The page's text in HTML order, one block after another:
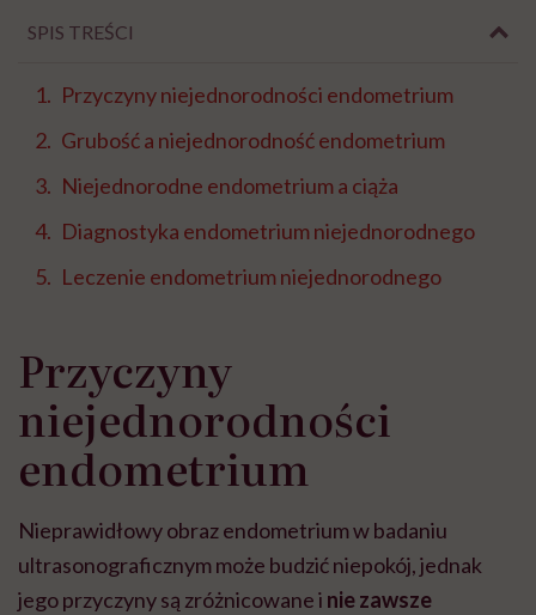
SPIS TREŚCI
Przyczyny niejednorodności endometrium
Grubość a niejednorodność endometrium
Niejednorodne endometrium a ciąża
Diagnostyka endometrium niejednorodnego
Leczenie endometrium niejednorodnego
Przyczyny
niejednorodności
endometrium
Nieprawidłowy obraz endometrium w badaniu
ultrasonograficznym może budzić niepokój, jednak
jego przyczyny są zróżnicowane i nie zawsze